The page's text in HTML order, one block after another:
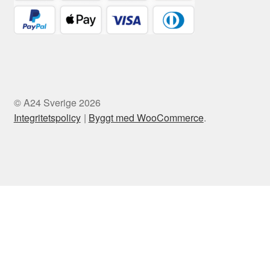
© A24 Sverige 2026
Integritetspolicy
Byggt med WooCommerce.